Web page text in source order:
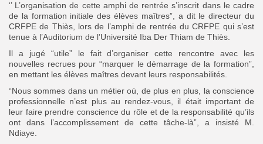
‘’ L’organisation de cette amphi de rentrée s’inscrit dans le cadre
de la formation initiale des élèves maîtres”, a dit le directeur du
CRFPE de Thiès, lors de l’amphi de rentrée du CRFPE qui s’est
tenue à l’Auditorium de l’Université Iba Der Thiam de Thiès.
Il a jugé “utile” le fait d’organiser cette rencontre avec les
nouvelles recrues pour “marquer le démarrage de la formation”,
en mettant les élèves maîtres devant leurs responsabilités.
“Nous sommes dans un métier où, de plus en plus, la conscience
professionnelle n’est plus au rendez-vous, il était important de
leur faire prendre conscience du rôle et de la responsabilité qu’ils
ont dans l’accomplissement de cette tâche-là”, a insisté M.
Ndiaye.